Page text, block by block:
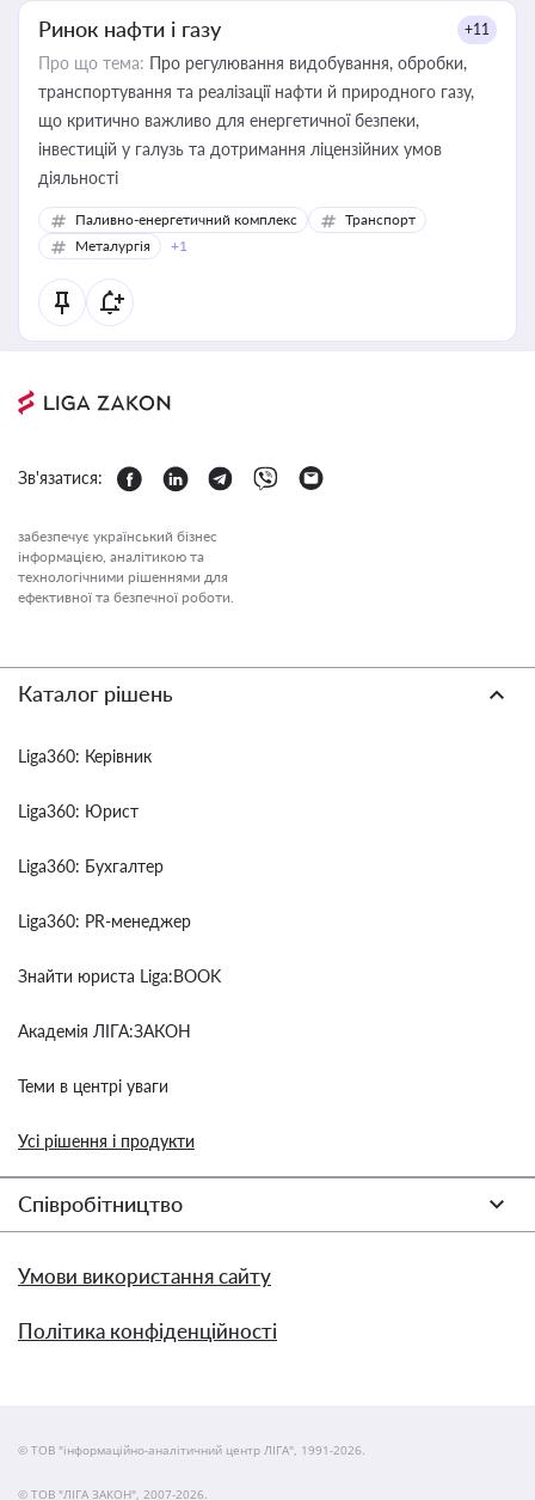
Ринок нафти і газу +11
Про що тема: Про регулювання видобування, обробки,
транспортування та реалізації нафти й природного газу,
що критично важливо для енергетичної безпеки,
інвестицій у галузь та дотримання ліцензійних умов
діяльності
Паливно-енергетичний комплекс
Транспорт
Металургія
+1
Зв'язатися:
забезпечує український бізнес
інформацією, аналітикою та
технологічними рішеннями для
ефективної та безпечної роботи.
Каталог рішень
Liga360: Керівник
Liga360: Юрист
Liga360: Бухгалтер
Liga360: PR-менеджер
Знайти юриста Liga:BOOK
Академія ЛІГА:ЗАКОН
Теми в центрі уваги
Усі рішення і продукти
Співробітництво
Умови використання сайту
Політика конфіденційності
© ТОВ "інформаційно-аналітичний центр ЛІГА", 1991-2026.
© ТОВ "ЛІГА ЗАКОН", 2007-2026.